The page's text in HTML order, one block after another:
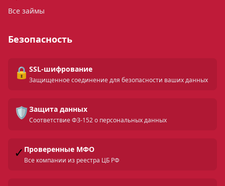
Все займы
Безопасность
🔒 SSL-шифрование
Защищенное соединение для безопасности ваших данных
🛡️ Защита данных
Соответствие ФЗ-152 о персональных данных
✓ Проверенные МФО
Все компании из реестра ЦБ РФ